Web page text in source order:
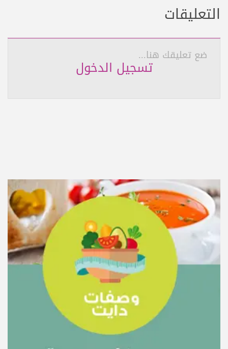
التعليقات
تسجيل الدخول
ضع تعليقك هنا...